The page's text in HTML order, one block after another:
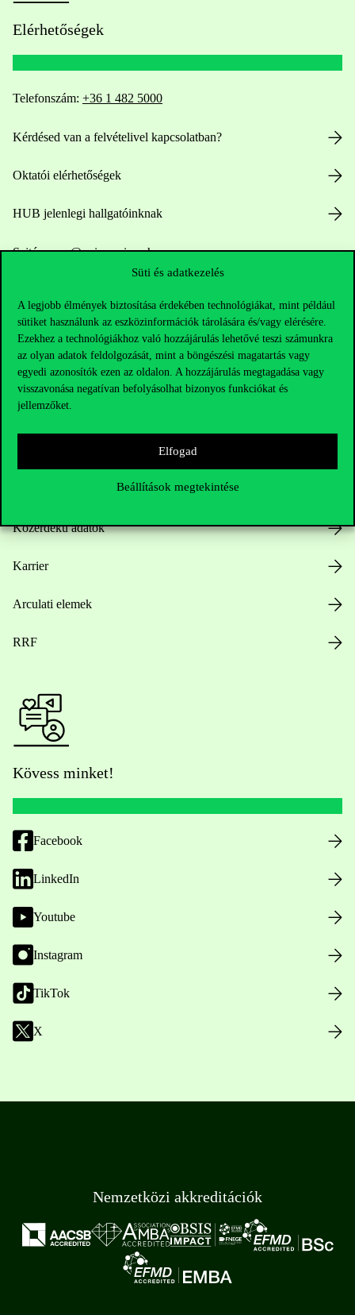
Süti és adatkezelés
A legjobb élmények biztosítása érdekében technológiákat, mint például
sütiket használunk az eszközinformációk tárolására és/vagy elérésére.
Ezekhez a technológiákhoz való hozzájárulás lehetővé teszi számunkra
az olyan adatok feldolgozását, mint a böngészési magatartás vagy
egyedi azonosítók ezen az oldalon. A hozzájárulás megtagadása vagy
visszavonása negatívan befolyásolhat bizonyos funkciókat és
jellemzőket.
Elfogad
Beállítások megtekintése
Elérhetőségek
Telefonszám: +36 1 482 5000
Kérdésed van a felvételivel kapcsolatban?
Oktatói elérhetőségek
HUB jelenlegi hallgatóinknak
Sajtó:press@uni-corvinus.hu
Hasznos linkek
Közérdekű adatok
Karrier
Arculati elemek
RRF
Kövess minket!
Facebook
LinkedIn
Youtube
Instagram
TikTok
X
Nemzetközi akkreditációk